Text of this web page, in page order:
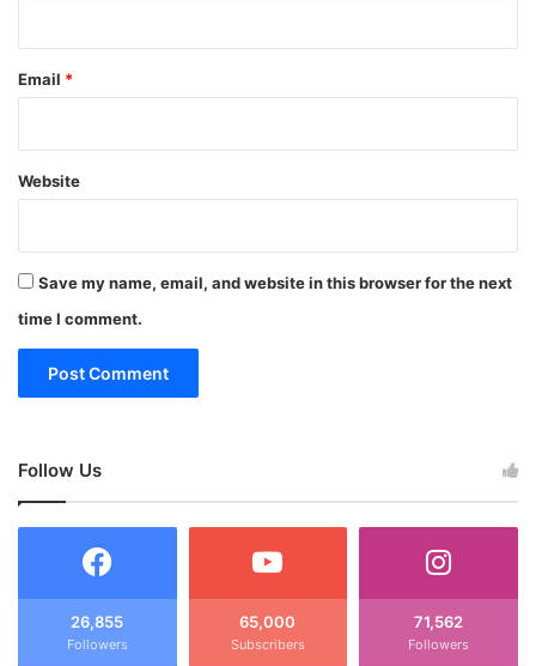
Email *
Website
Save my name, email, and website in this browser for the next
time I comment.
Follow Us
26,855
Followers
65,000
Subscribers
71,562
Followers